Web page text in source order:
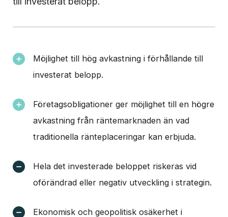
Möjlighet till hög avkastning i förhållande till
investerat belopp.
Företagsobligationer ger möjlighet till en högre
avkastning från räntemarknaden än vad
traditionella ränteplaceringar kan erbjuda.
Hela det investerade beloppet riskeras vid
oförändrad eller negativ utveckling i strategin.
Ekonomisk och geopolitisk osäkerhet i